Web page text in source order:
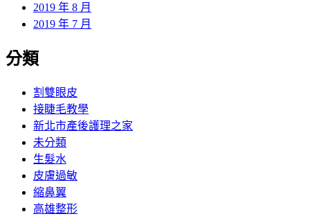
2019 年 8 月
2019 年 7 月
分類
割雙眼皮
接睫毛教學
新北市產後護理之家
未分類
生髮水
皮膚過敏
縮鼻翼
高雄整形